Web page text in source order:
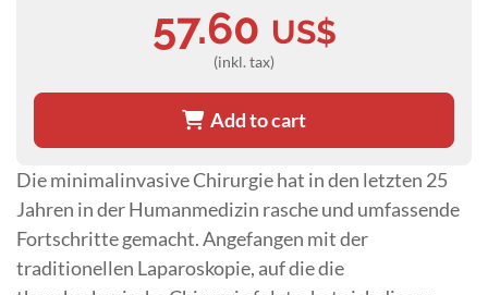
Die minimalinvasive Chirurgie hat in den letzten 25
Jahren in der Humanmedizin rasche und umfassende
Fortschritte gemacht. Angefangen mit der
traditionellen Laparoskopie, auf die die
57.60 US$
(inkl. tax)
Add to cart